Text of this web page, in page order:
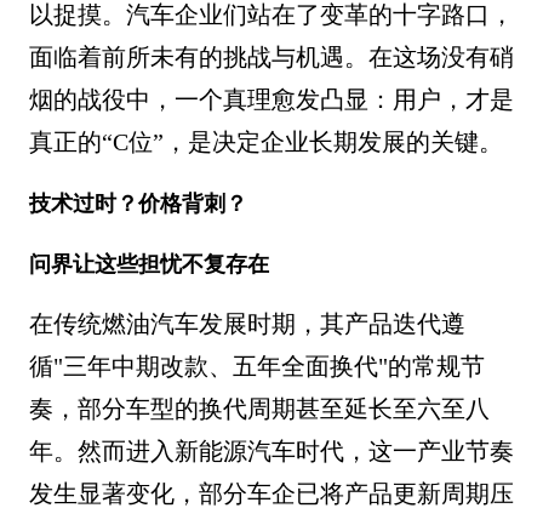
以捉摸。汽车企业们站在了变革的十字路口，
面临着前所未有的挑战与机遇。在这场没有硝
烟的战役中，一个真理愈发凸显：用户，才是
真正的“C位”，是决定企业长期发展的关键。
技术过时？价格背刺？
问界让这些担忧不复存在
在传统燃油汽车发展时期，其产品迭代遵
循"三年中期改款、五年全面换代"的常规节
奏，部分车型的换代周期甚至延长至六至八
年。然而进入新能源汽车时代，这一产业节奏
发生显著变化，部分车企已将产品更新周期压